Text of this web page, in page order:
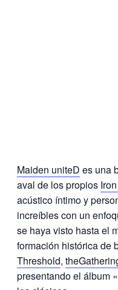
Maiden uniteD es una
aval de los propios
acústico íntimo y
increíbles con un
se haya visto hasta el
formación histórica de
Threshold,
presentando el álbum